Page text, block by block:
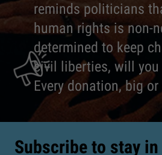
reminds politicians
human rights is non-
determined to keep
civil liberties, will
Every donation, big
Subscribe to stay in